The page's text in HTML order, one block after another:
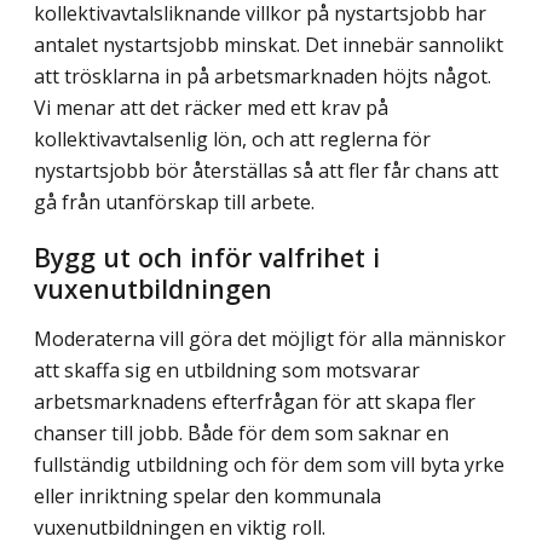
kollektivavtalsliknande villkor på nystartsjobb har
antalet nystartsjobb minskat. Det innebär sannolikt
att trösklarna in på arbetsmarknaden höjts något.
Vi menar att det räcker med ett krav på
kollektivavtalsenlig lön, och att reglerna för
nystartsjobb bör återställas så att fler får chans att
gå från utanförskap till arbete.
Bygg ut och inför valfrihet i
vuxenutbildningen
Moderaterna vill göra det möjligt för alla människor
att skaffa sig en utbildning som motsvarar
arbetsmarknadens efterfrågan för att skapa fler
chanser till jobb. Både för dem som saknar en
fullständig utbildning och för dem som vill byta yrke
eller inriktning spelar den kommunala
vuxenutbildningen en viktig roll.